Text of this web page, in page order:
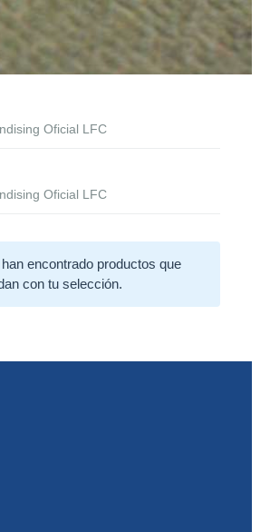
Oficial LFC
Oficial LFC
encontrado productos que
con tu selección.